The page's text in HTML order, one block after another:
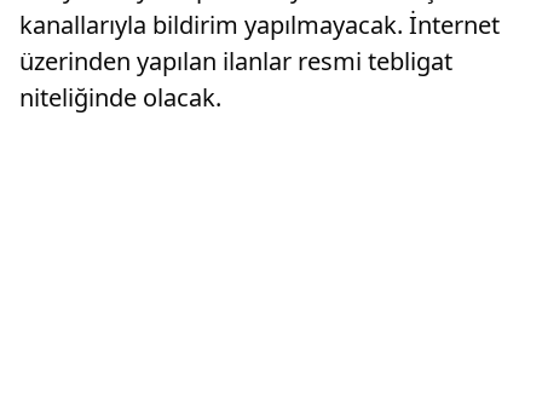
kanallarıyla bildirim yapılmayacak. İnternet
üzerinden yapılan ilanlar resmi tebligat
niteliğinde olacak.